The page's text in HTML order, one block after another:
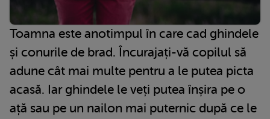
Toamna este anotimpul în care cad ghindele
și conurile de brad. Încurajați-vă copilul să
adune cât mai multe pentru a le putea picta
acasă. Iar ghindele le veți putea înșira pe o
ață sau pe un nailon mai puternic după ce le